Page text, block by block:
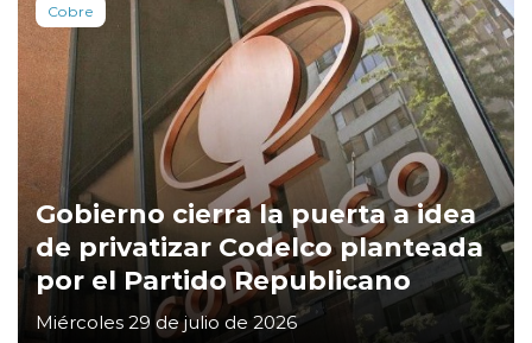
Cobre
Gobierno cierra la puerta a idea
de privatizar Codelco planteada
por el Partido Republicano
Miércoles 29 de julio de 2026